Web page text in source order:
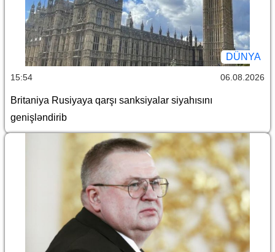
DÜNYA
15:54 06.08.2026
Britaniya Rusiyaya qarşı sanksiyalar siyahısını
genişləndirib